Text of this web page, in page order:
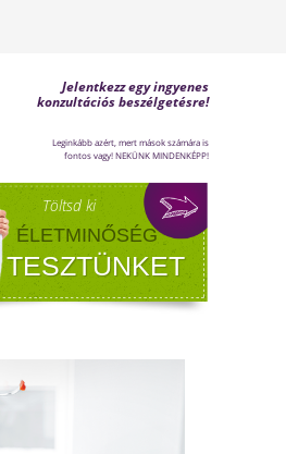
ÍGY KERÜLD EL AZ
ŐRÜLETET!
sok családban nem
kezdet, hanem egy stresszes
Ugyanakkor lehet jól csinálni!
tovább a tippekért!